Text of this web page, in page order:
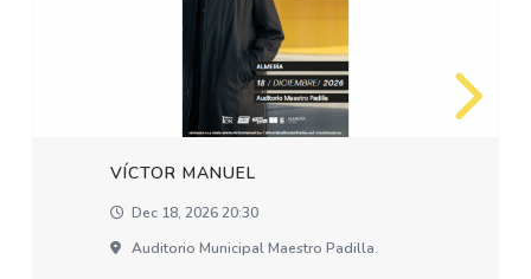
VÍCTOR MANUEL
Dec 18, 2026 20:30
Auditorio Municipal Maestro Padilla.